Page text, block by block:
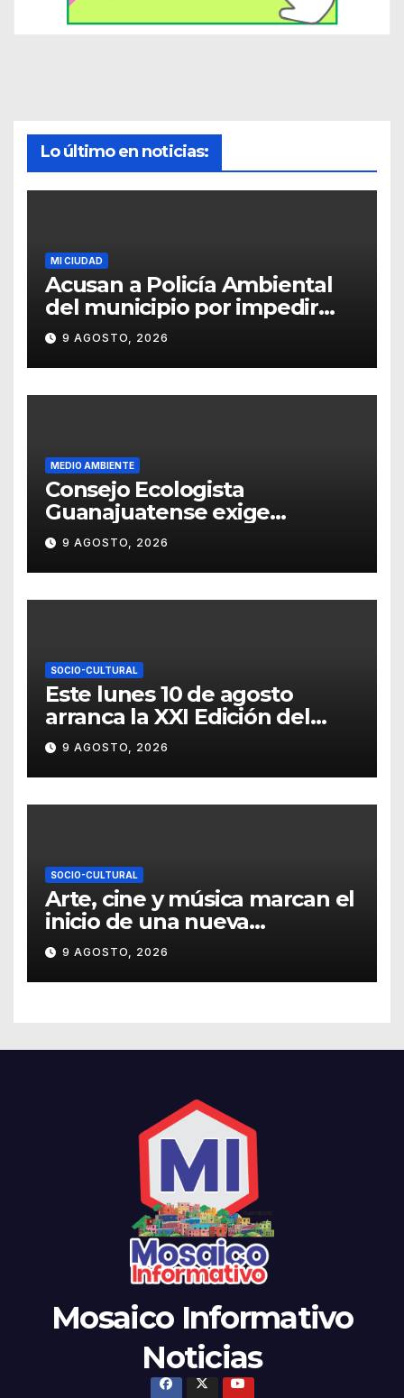
Lo último en noticias:
MI CIUDAD
Acusan a Policía Ambiental
del municipio por impedir
resguardo de cachorros
9 AGOSTO, 2026
MEDIO AMBIENTE
Consejo Ecologista
Guanajuatense exige
investigar y sancionar los
daños por tala de vegetación
9 AGOSTO, 2026
SOCIO-CULTURAL
Este lunes 10 de agosto
arranca la XXI Edición del
Festival Internacional
Callejón del Ruido
9 AGOSTO, 2026
SOCIO-CULTURAL
Arte, cine y música marcan el
inicio de una nueva
temporada cultural en la UG
9 AGOSTO, 2026
Mosaico Informativo
Noticias